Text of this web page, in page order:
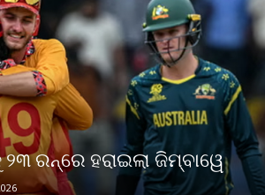
ରନ୍‌ରେ ହରାଇଲା ଜିମ୍ବାୱେ